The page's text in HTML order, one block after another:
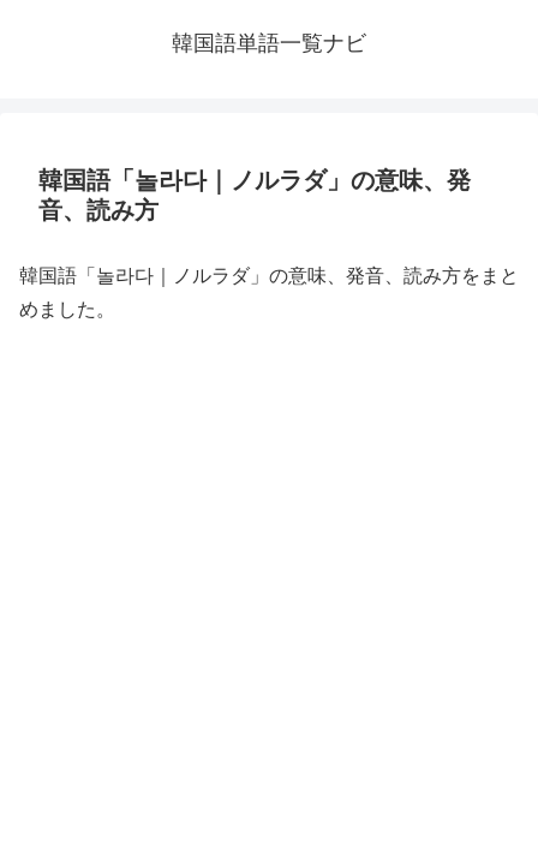
韓国語単語一覧ナビ
韓国語「놀라다｜ノルラダ」の意味、発
音、読み方
韓国語「놀라다｜ノルラダ」の意味、発音、読み方をまと
めました。